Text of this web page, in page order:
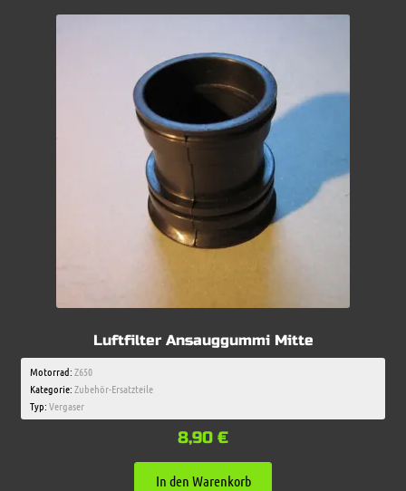
Luftfilter Ansauggummi Mitte
Motorrad:Z650
Kategorie:Zubehör-Ersatzteile
Typ:Vergaser
8,90 €
In den Warenkorb